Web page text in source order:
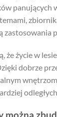
panujących
że życie w
dobrze